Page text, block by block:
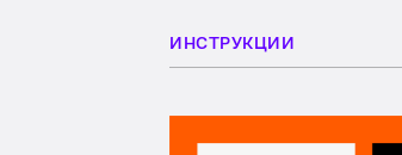
ИНСТРУКЦИИ